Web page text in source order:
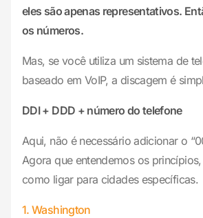
eles são apenas representativos.
os números.
Mas, se você utiliza um sistema de
baseado em VoIP, a discagem é
DDI + DDD + número do telefone
Aqui, não é necessário adicionar o
Agora que entendemos os
como ligar para cidades específicas.
1. Washington